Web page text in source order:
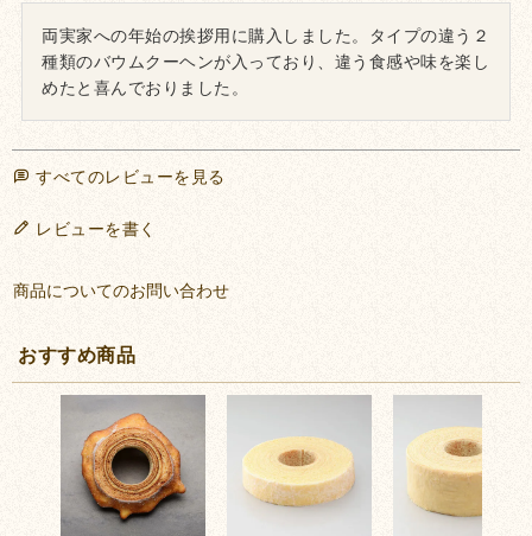
両実家への年始の挨拶用に購入しました。タイプの違う２
種類のバウムクーヘンが入っており、違う食感や味を楽し
めたと喜んでおりました。
すべてのレビューを見る
レビューを書く
商品についてのお問い合わせ
おすすめ商品